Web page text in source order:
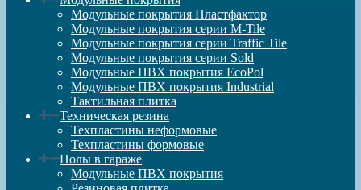
Модульные покрытия Пластфактор
Модульные покрытия серии M-Tile
Модульные покрытия серии Traffic Tile
Модульные покрытия серии Sold
Модульные ПВХ покрытия EcoPol
Модульные ПВХ покрытия Industrial
Тактильная плитка
Техническая резина
Техпластины неформовые
Техпластины формовые
Полы в гараже
Модульные ПВХ покрытия